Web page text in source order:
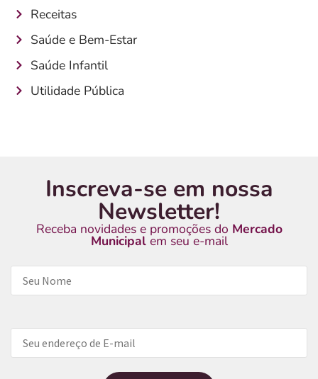
Receitas
Saúde e Bem-Estar
Saúde Infantil
Utilidade Pública
Inscreva-se em nossa
Newsletter!
Receba novidades e promoções do Mercado
Municipalem seu e-mail